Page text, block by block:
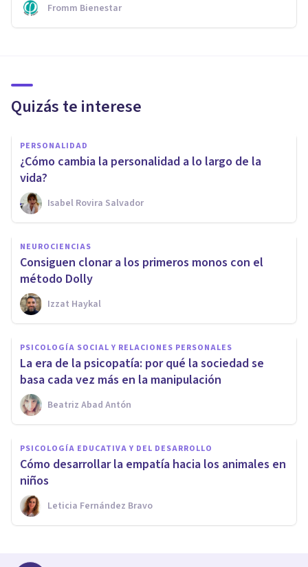
Fromm Bienestar
Quizás te interese
PERSONALIDAD
¿Cómo cambia la personalidad a lo largo de la
vida?
Isabel Rovira Salvador
NEUROCIENCIAS
Consiguen clonar a los primeros monos con el
método Dolly
Izzat Haykal
PSICOLOGÍA SOCIAL Y RELACIONES PERSONALES
La era de la psicopatía: por qué la sociedad se
basa cada vez más en la manipulación
Beatriz Abad Antón
PSICOLOGÍA EDUCATIVA Y DEL DESARROLLO
Cómo desarrollar la empatía hacia los animales en
niños
Leticia Fernández Bravo